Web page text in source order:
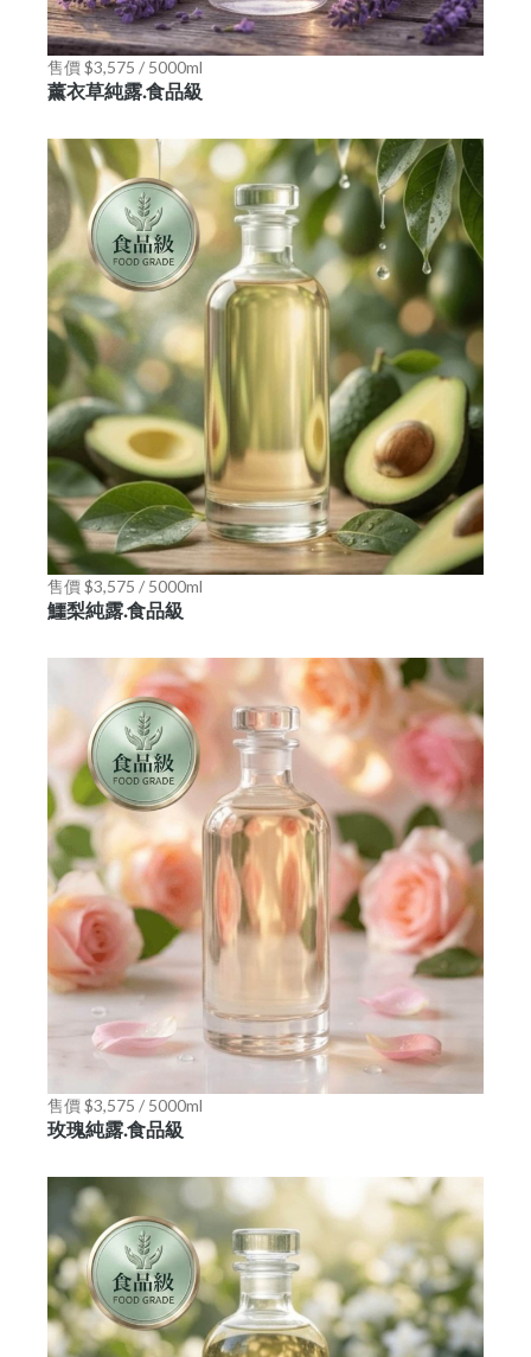
售價 $3,575 / 5000ml
薰衣草純露.食品級
售價 $3,575 / 5000ml
鱷梨純露.食品級
售價 $3,575 / 5000ml
玫瑰純露.食品級